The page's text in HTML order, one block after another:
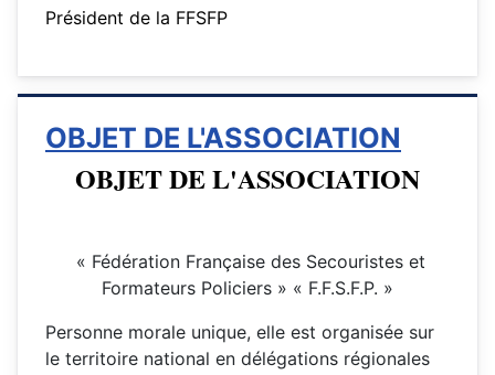
Président de la FFSFP
OBJET DE L'ASSOCIATION
OBJET DE L'ASSOCIATION
« Fédération Française des Secouristes et
Formateurs Policiers » « F.F.S.F.P. »
Personne morale unique, elle est organisée sur
le territoire national en délégations régionales